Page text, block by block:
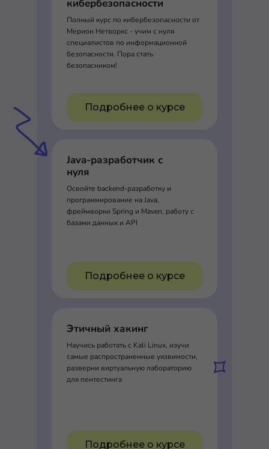
кибербезопасности
Полный курс по кибербезопасности от
Мерион Нетворкс - учим с нуля
специалистов по информационной
безопасности. Пора стать
безопасником!
Подробнее о курсе
Java-разработчик с
нуля
Освойте backend-разработку и
программирование на Java,
фреймворки Spring и Maven, работу с
базами данных и API
Подробнее о курсе
Этичный хакинг
Научись работать с Kali Linux, изучи
самые распространенные уязвимости,
разверни виртуальную лабораторию
для пентестинга
Подробнее о курсе